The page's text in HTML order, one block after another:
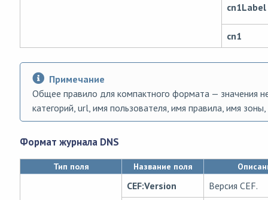
cn1Label
cn1
Примечание
Общее правило для компактного формата — значения
категорий, url, имя пользователя, имя правила, имя
Формат журнала DNS
Тип поля Название поля
CEF:Version Версия CEF.